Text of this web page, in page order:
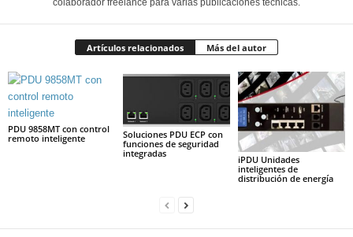
colaborador freelance para varias publicaciones técnicas.
Artículos relacionados Más del autor
PDU 9858MT con control
remoto inteligente
Soluciones PDU ECP con
funciones de seguridad
integradas
iPDU Unidades
inteligentes de
distribución de energía